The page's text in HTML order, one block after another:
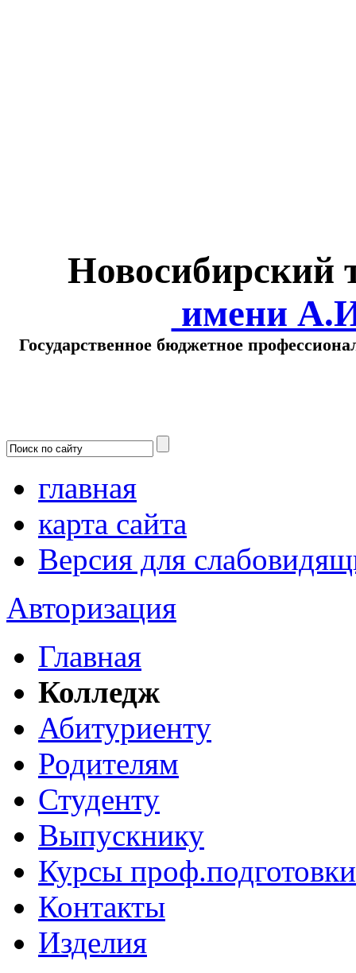
Новосибирский
имени
Государственное бюджетное
главная
карта сайта
Версия для
Авторизация
Главная
Колледж
Абитуриенту
Родителям
Студенту
Выпускнику
Курсы проф.подготовки
Контакты
Изделия